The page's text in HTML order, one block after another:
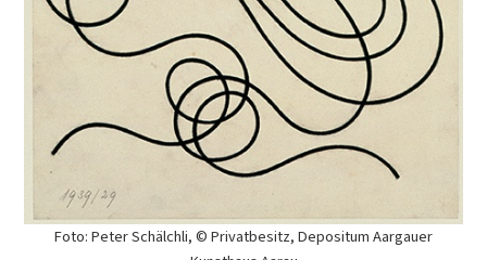
Foto: Peter Schälchli, © Privatbesitz, Depositum Aargauer